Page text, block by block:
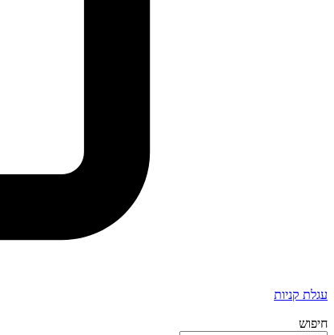
עגלת קניות
חיפוש